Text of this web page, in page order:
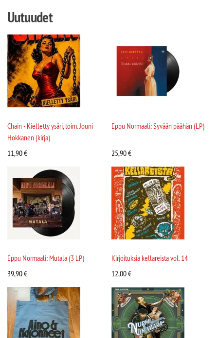
Uutuudet
Chain - Kielletty ysäri, toim. Jouni
Hokkanen (kirja)
11,90€
Eppu Normaali: Syvään päähän (LP)
25,90€
Eppu Normaali: Mutala (3 LP)
39,90€
Kirjoituksia kellareista vol. 14
12,00€